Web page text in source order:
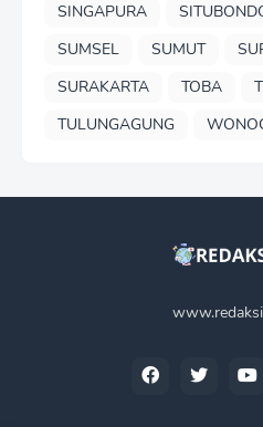
SINGAPURA
SUMSEL
SUMUT
SURAKARTA
TOBA
TULUNGAGUNG